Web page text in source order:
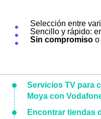
Selección entre
Sencillo y rápido:
Sin compromiso o
Servicios TV para
Moya con
Encontrar tiendas